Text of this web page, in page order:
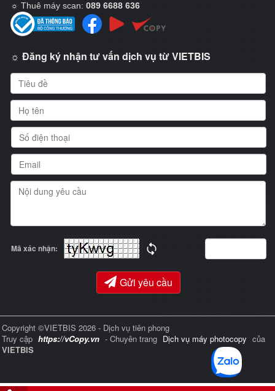
☼ Thuê máy scan: 089 6688 636
☼ Đăng ký nhận tư vấn dịch vụ từ VIETBIS
Mã xác nhận:
Gửi yêu cầu
Copyright ©VIETBIS 2026 - Dịch vụ tiên phong
Truy cập https://vCopy.vn - Chuyên trang Dịch vụ máy photocopy của
VIETBIS